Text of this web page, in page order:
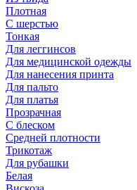
Плотная
С шерстью
Тонкая
Для леггинсов
Для медицинской одежды
Для нанесения принта
Для пальто
Для платья
Прозрачная
С блеском
Средней плотности
Трикотаж
Для рубашки
Белая